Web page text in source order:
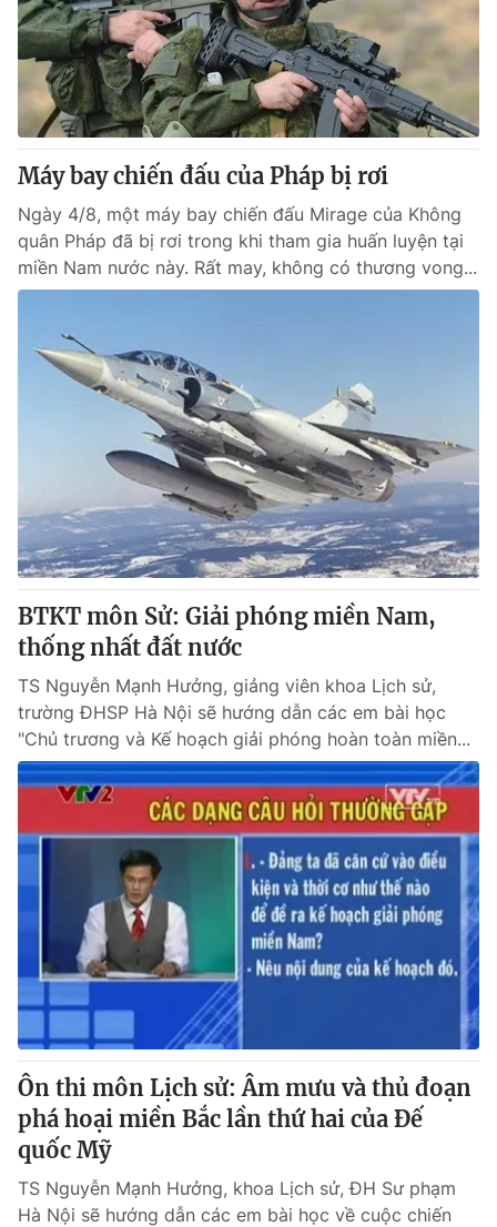
Máy bay chiến đấu của Pháp bị rơi
Ngày 4/8, một máy bay chiến đấu Mirage của Không
quân Pháp đã bị rơi trong khi tham gia huấn luyện tại
miền Nam nước này. Rất may, không có thương vong...
BTKT môn Sử: Giải phóng miền Nam,
thống nhất đất nước
TS Nguyễn Mạnh Hưởng, giảng viên khoa Lịch sử,
trường ĐHSP Hà Nội sẽ hướng dẫn các em bài học
"Chủ trương và Kế hoạch giải phóng hoàn toàn miền...
Ôn thi môn Lịch sử: Âm mưu và thủ đoạn
phá hoại miền Bắc lần thứ hai của Đế
quốc Mỹ
TS Nguyễn Mạnh Hưởng, khoa Lịch sử, ĐH Sư phạm
Hà Nội sẽ hướng dẫn các em bài học về cuộc chiến